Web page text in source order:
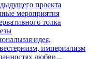
проекта
мероприятия
толка
идея,
империализм
любви...